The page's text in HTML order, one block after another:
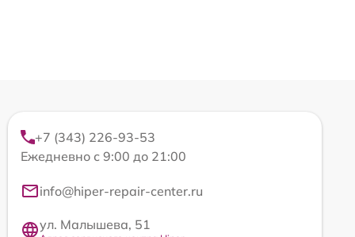
+7 (343) 226-93-53
Ежедневно с 9:00 до 21:00
info@hiper-repair-center.ru
ул. Малышева, 51